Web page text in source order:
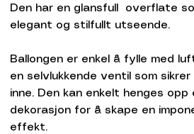
Den har en glansfull overflate
elegant og stilfullt utseende.
Ballongen er enkel å fylle med
en selvlukkende ventil som
inne. Den kan enkelt henges
dekorasjon for å skape en
effekt.